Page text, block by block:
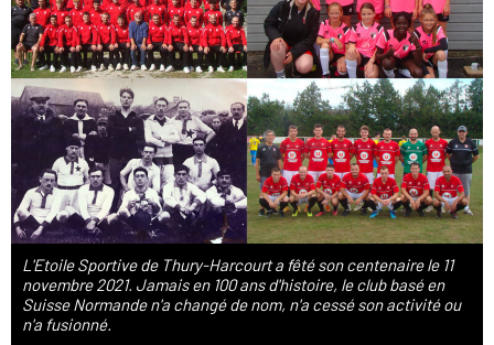
L'Etoile Sportive de Thury-Harcourt a fêté son centenaire le 11
novembre 2021. Jamais en 100 ans d'histoire, le club basé en
Suisse Normande n'a changé de nom, n'a cessé son activité ou
n'a fusionné.